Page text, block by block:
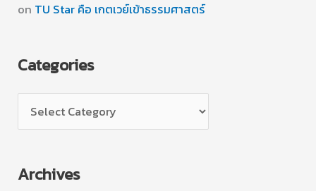
on TU Star คือ เกตเวย์เข้าธรรมศาสตร์
Categories
a
e
Archives